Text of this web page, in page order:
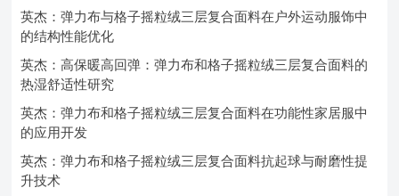
英杰：弹力布与格子摇粒绒三层复合面料在户外运动服饰中
的结构性能优化
英杰：高保暖高回弹：弹力布和格子摇粒绒三层复合面料的
热湿舒适性研究
英杰：弹力布和格子摇粒绒三层复合面料在功能性家居服中
的应用开发
英杰：弹力布和格子摇粒绒三层复合面料抗起球与耐磨性提
升技术